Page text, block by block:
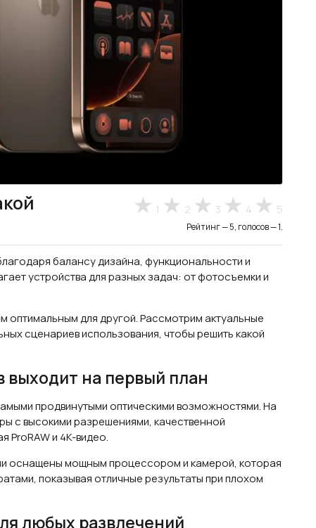
1 2 3 4 5
Рейтинг — 5, голосов — 1.
балансу дизайна, функциональности и
устройства для разных задач: от фотосъемки и
для другой. Рассмотрим актуальные
сценариев использования, чтобы решить какой
выходит на первый план
продвинутыми оптическими возможностями. На
с высокими разрешениями, качественной
и 4K-видео.
оснащены мощным процессором и камерой, которая
показывая отличные результаты при плохом
любых развлечений